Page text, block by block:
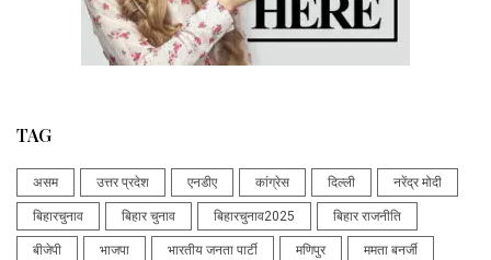
TAG
असम उत्तर प्रदेश एनडीए कांग्रेस दिल्ली नरेंद्र मोदी
बिहारचुनाव बिहार चुनाव बिहारचुनाव2025 बिहार राजनीति
बीजेपी भाजपा भारतीय जनता पार्टी मणिपुर ममता बनर्जी